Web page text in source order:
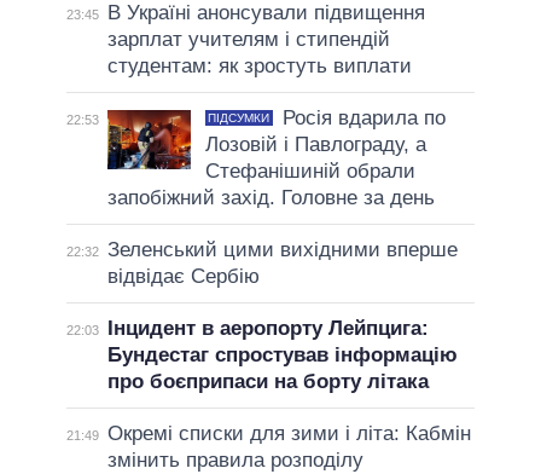
23:45
В Україні анонсували підвищення
зарплат учителям і стипендій
студентам: як зростуть виплати
22:53 ПІДСУМКИ
Росія вдарила по
Лозовій і Павлограду, а
Стефанішиній обрали
запобіжний захід. Головне за день
22:32 Зеленський цими вихідними вперше
відвідає Сербію
22:03
Інцидент в аеропорту Лейпцига:
Бундестаг спростував інформацію
про боєприпаси на борту літака
21:49 Окремі списки для зими і літа: Кабмін
змінить правила розподілу